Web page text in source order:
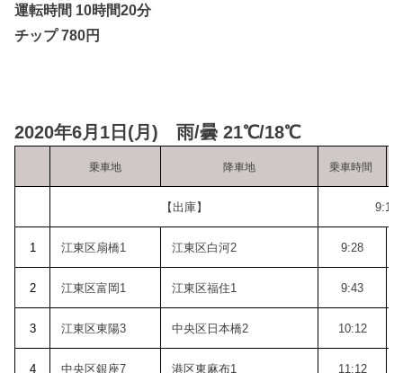
運転時間 10時間20分
チップ 780円
2020年6月1日(月) 雨/曇 21℃/18℃
乗車地 降車地 乗車時間
【出庫】 9:18
1 江東区扇橋1 江東区白河2 9:28
2 江東区富岡1 江東区福住1 9:43
3 江東区東陽3 中央区日本橋2 10:12
4 中央区銀座7 港区東麻布1 11:12